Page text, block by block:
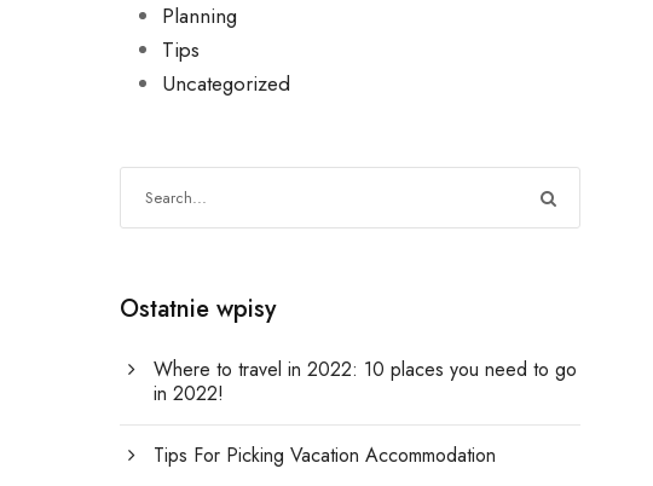
Planning
Tips
Uncategorized
Ostatnie wpisy
Where to travel in 2022: 10 places you need to go
in 2022!
Tips For Picking Vacation Accommodation